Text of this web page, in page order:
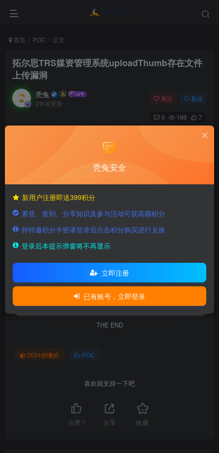
首页 POC 正文
拓尔思TRS媒资管理系统uploadThumb存在文件
上传漏洞
秃兔
2年前更新
关注 私信
0 166 7
隐藏内容，请登录后查看
©版权声明
拓尔思TRS媒资管理系统
uploadThumb存在文件上传漏洞_
秃兔安全
https://www.tutusec.com/1007.html
THE END
2024你懂的 POC
喜欢就支持一下吧
点赞 7 分享 收藏
秃兔安全
新用户注册即送399积分
累登、签到、分享知识及参与活动可获高额积分
持特邀积分卡密请登录后点击积分购买进行兑换
登录后本提示弹窗将不再显示
立即注册
已有账号，立即登录